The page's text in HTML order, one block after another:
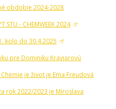
obdobie 2024-2028
- CHEMWEEK 2024
kolo do 30.4.2025
pre Dominiku Kraviarovú
je život je Ema Freudová
rok 2022/2023 je Miroslava